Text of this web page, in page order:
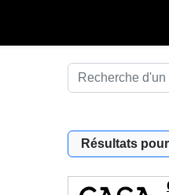
Résultats